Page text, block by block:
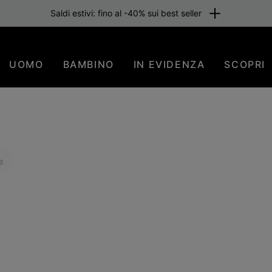
gratuita per i membri o per importi superiori a 80 €. Iscriviti
UOMO BAMBINO IN EVIDENZA SCOPRI